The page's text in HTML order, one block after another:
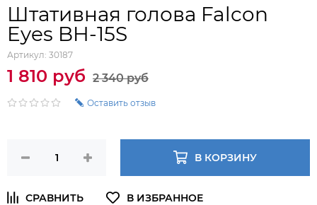
Штативная голова Falcon
Eyes BH-15S
Артикул: 30187
1 810 руб 2 340 руб
Оставить отзыв
В КОРЗИНУ